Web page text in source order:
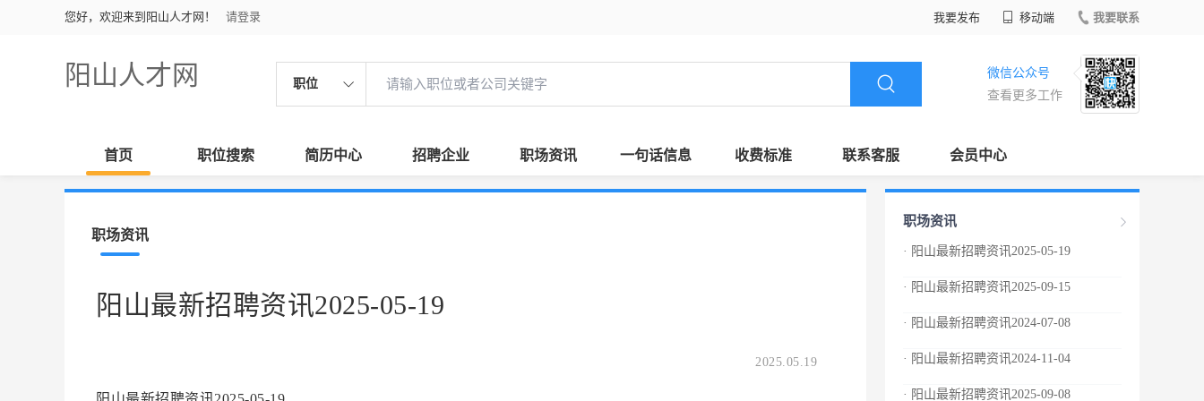
您好，欢迎来到阳山人才网！ 请登录 我要发布 移动端 我要联系
阳山人才网 职位
微信公众号
查看更多工作
首页 职位搜索 简历中心 招聘企业 职场资讯 一句话信息 收费标准 联系客服 会员中心
职场资讯
阳山最新招聘资讯2025-05-19
2025.05.19
职场资讯
· 阳山最新招聘资讯2025-05-19
· 阳山最新招聘资讯2025-09-15
· 阳山最新招聘资讯2024-07-08
· 阳山最新招聘资讯2024-11-04
· 阳山最新招聘资讯2025-09-08